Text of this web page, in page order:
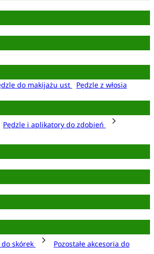
do makijażu ust
Pędzle z włosia
Pędzle i aplikatory do zdobień
skórek
Pozostałe akcesoria do